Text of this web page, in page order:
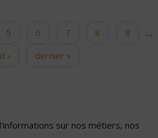
5 6 7 8 9
…
›
dernier »
sur nos métiers, nos